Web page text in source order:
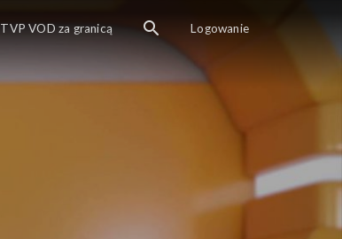
TVP VOD za granicą Logowanie